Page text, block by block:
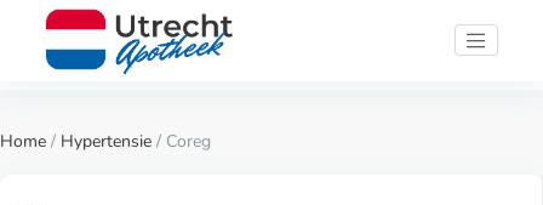
Home / Hypertensie / Coreg